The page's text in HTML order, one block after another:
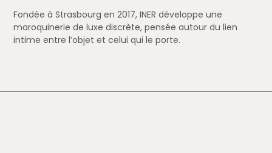
Fondée à Strasbourg en 2017, INER développe une
maroquinerie de luxe discrète, pensée autour du lien
intime entre l’objet et celui qui le porte.